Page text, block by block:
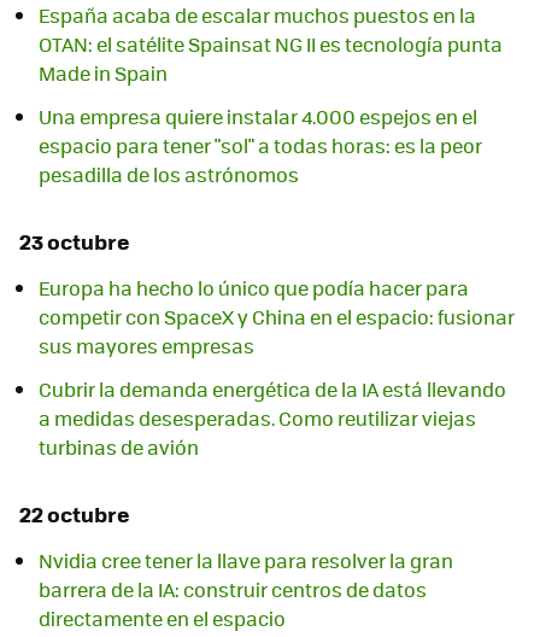
España acaba de escalar muchos puestos en la
OTAN: el satélite Spainsat NG II es tecnología punta
Made in Spain
Una empresa quiere instalar 4.000 espejos en el
espacio para tener "sol" a todas horas: es la peor
pesadilla de los astrónomos
23 octubre
Europa ha hecho lo único que podía hacer para
competir con SpaceX y China en el espacio: fusionar
sus mayores empresas
Cubrir la demanda energética de la IA está llevando
a medidas desesperadas. Como reutilizar viejas
turbinas de avión
22 octubre
Nvidia cree tener la llave para resolver la gran
barrera de la IA: construir centros de datos
directamente en el espacio